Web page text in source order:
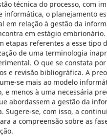
técnica do processo, com
informática, o planejamento
em relação à gestão da
em estágio embrionário.
etapas referentes a esse tipo
de uma terminologia
O que se constata
e revisão bibliográfica. A
se mais ao modelo
e menos à uma necessária
abordassem a gestão da
Sugere-se, com isso, a
a compreensão sobre as